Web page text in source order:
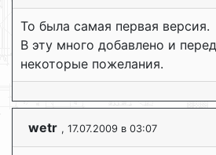
То была самая первая версия.
В эту много добавлено и
некоторые пожелания.
wetr , 17.07.2009 в 03:07